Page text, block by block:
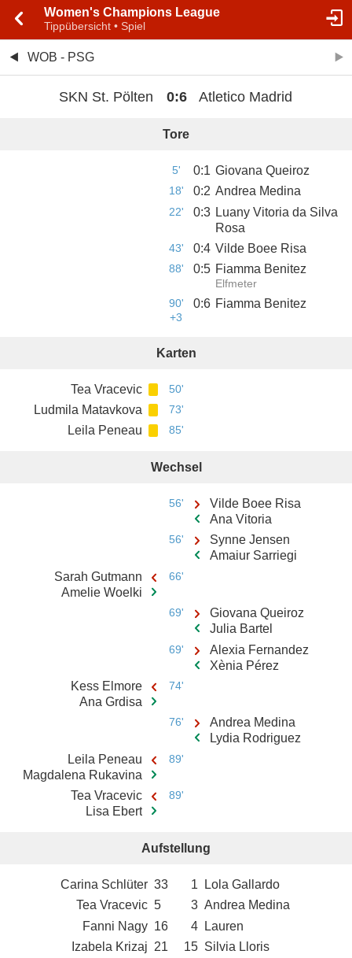
Women's Champions League
Tippübersicht • Spiel
WOB - PSG
SKN St. Pölten 0:6 Atletico Madrid
Tore
5' 0:1 Giovana Queiroz
18' 0:2 Andrea Medina
22' 0:3 Luany Vitoria da Silva
Rosa
43' 0:4 Vilde Boee Risa
88' 0:5 Fiamma Benitez
Elfmeter
90'
+3
0:6 Fiamma Benitez
Karten
Tea Vracevic 50'
Ludmila Matavkova 73'
Leila Peneau 85'
Wechsel
56'
Vilde Boee Risa
Ana Vitoria
56'
Synne Jensen
Amaiur Sarriegi
Sarah Gutmann
Amelie Woelki
66'
69'
Giovana Queiroz
Julia Bartel
69'
Alexia Fernandez
Xènia Pérez
Kess Elmore
Ana Grdisa
74'
76'
Andrea Medina
Lydia Rodriguez
Leila Peneau
Magdalena Rukavina
89'
Tea Vracevic
Lisa Ebert
89'
Aufstellung
Carina Schlüter 33 1
Lola Gallardo
Tea Vracevic 5 3 Andrea Medina
Fanni Nagy 16 4
Lauren
Izabela Krizaj 21 15 Silvia Lloris